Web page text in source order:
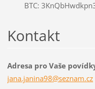
BTC:
Kontakt
Adresa pro Vaše
jana.janina98@seznam.cz